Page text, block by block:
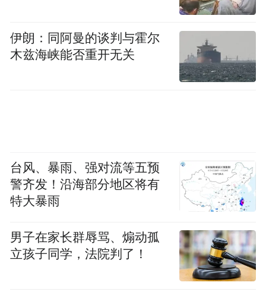
伊朗：同阿曼的谈判与霍尔
木兹海峡能否重开无关
台风、暴雨、强对流等五预
警齐发！沿海部分地区将有
特大暴雨
男子在家长群辱骂、煽动孤
立孩子同学，法院判了！